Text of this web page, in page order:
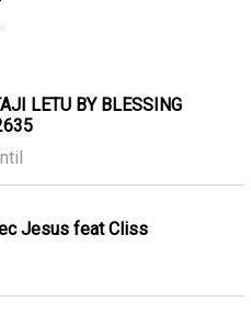
LETU BY BLESSING
Jesus feat Cliss